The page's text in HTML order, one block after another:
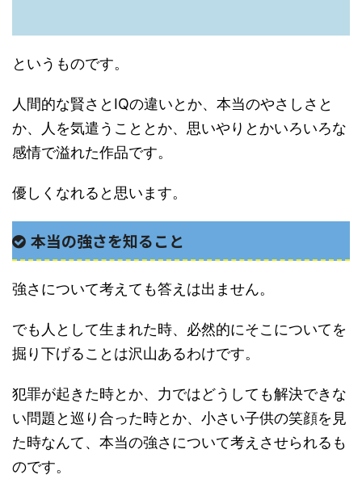
というものです。
人間的な賢さとIQの違いとか、本当のやさしさと
か、人を気遣うこととか、思いやりとかいろいろな
感情で溢れた作品です。
優しくなれると思います。
本当の強さを知ること
強さについて考えても答えは出ません。
でも人として生まれた時、必然的にそこについてを
掘り下げることは沢山あるわけです。
犯罪が起きた時とか、力ではどうしても解決できな
い問題と巡り合った時とか、小さい子供の笑顔を見
た時なんて、本当の強さについて考えさせられるも
のです。